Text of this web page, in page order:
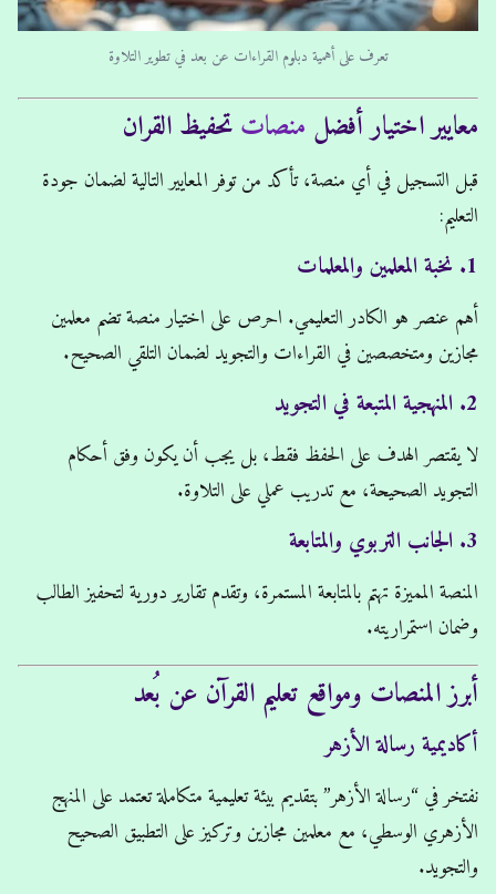
تعرف على أهمية دبلوم القراءات عن بعد في تطوير التلاوة
معايير اختيار أفضل منصاتتحفيظ القران
قبل التسجيل في أي منصة، تأكد من توفر المعايير التالية لضمان جودة
التعليم:
1. نخبة المعلمين والمعلمات
أهم عنصر هو الكادر التعليمي. احرص على اختيار منصة تضم معلمين
مجازين ومتخصصين في القراءات والتجويد لضمان التلقي الصحيح.
2. المنهجية المتبعة في التجويد
لا يقتصر الهدف على الحفظ فقط، بل يجب أن يكون وفق أحكام
التجويد الصحيحة، مع تدريب عملي على التلاوة.
3. الجانب التربوي والمتابعة
المنصة المميزة تهتم بالمتابعة المستمرة، وتقدم تقارير دورية لتحفيز الطالب
وضمان استمراريته.
أبرز المنصات ومواقع تعليم القرآن عن بُعد
أكاديمية رسالة الأزهر
نفتخر في “رسالة الأزهر” بتقديم بيئة تعليمية متكاملة تعتمد على المنهج
الأزهري الوسطي، مع معلمين مجازين وتركيز على التطبيق الصحيح
والتجويد.